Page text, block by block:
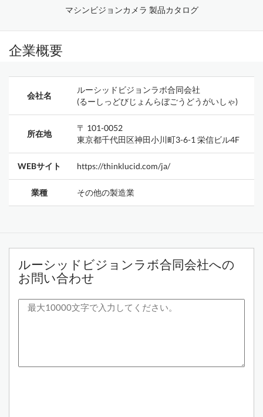
マシンビジョンカメラ 製品カタログ
企業概要
会社名
ルーシッドビジョンラボ合同会社
(るーしっどびじょんらぼごうどうがいしゃ)
所在地
〒 101-0052
東京都千代田区神田小川町3-6-1 栄信ビル4F
WEBサイト https://thinklucid.com/ja/
業種 その他の製造業
ルーシッドビジョンラボ合同会社への
お問い合わせ